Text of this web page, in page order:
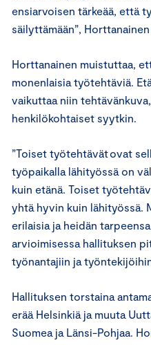
ensiarvoisen tärkeää, että
säilyttämään”,
Horttanainen muistuttaa,
monenlaisia työtehtäviä.
vaikuttaa niin
henkilökohtaiset syytkin.
”Toiset työtehtävät ovat
työpaikalla lähityössä on
kuin etänä. Toiset
yhtä hyvin kuin lähityössä.
erilaisia ja heidän
arvioimisessa hallituksen
työnantajiin ja
Hallituksen torstaina
erää Helsinkiä ja muuta
Suomea ja Länsi-Pohjaa.